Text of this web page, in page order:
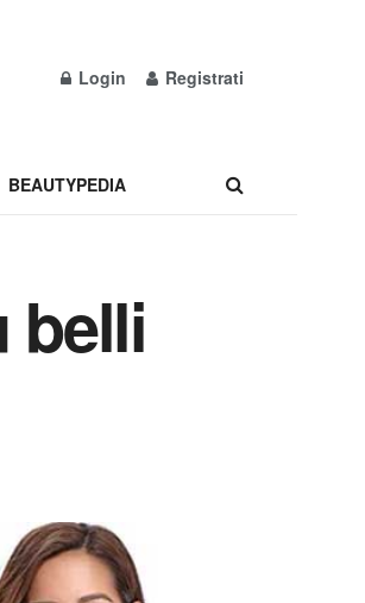
Login Registrati
BEAUTYPEDIA
belli